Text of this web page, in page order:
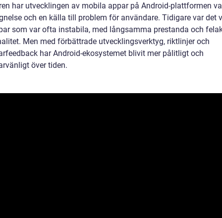
har utvecklingen av mobila appar på Android-plattformen
och en källa till problem för användare. Tidigare var det
som var ofta instabila, med långsamma prestanda och
Men med förbättrade utvecklingsverktyg, riktlinjer och
har Android-ekosystemet blivit mer pålitligt och
över tiden.